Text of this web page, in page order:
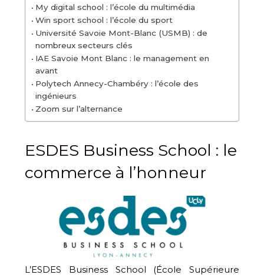
My digital school : l’école du multimédia
Win sport school : l’école du sport
Université Savoie Mont-Blanc (USMB) : de
nombreux secteurs clés
IAE Savoie Mont Blanc : le management en
avant
Polytech Annecy-Chambéry : l’école des
ingénieurs
Zoom sur l’alternance
ESDES Business School : le
commerce à l’honneur
L’ESDES Business School (École Supérieure